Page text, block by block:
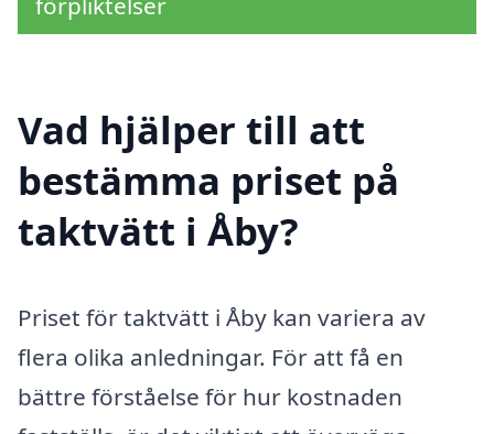
Vad hjälper till att
bestämma priset på
taktvätt i Åby?
Priset för taktvätt i Åby kan variera av
flera olika anledningar. För att få en
bättre förståelse för hur kostnaden